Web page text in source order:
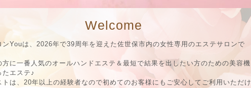
Welcome
ンYouは、2026年で39周年を迎えた佐世保市内の女性専用のエステサロンで
方に一番人気のオールハンドエステ＆最短で結果を出したい方のための美容機
たエステ♪
トは、20年以上の経験者なので初めてのお客様にもご安心してご利用いただけ